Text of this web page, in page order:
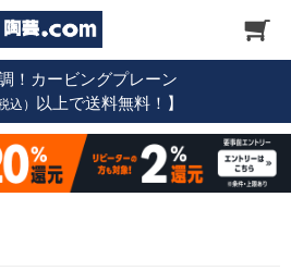
！カービングプレーン
込） 以上で送料無料！】